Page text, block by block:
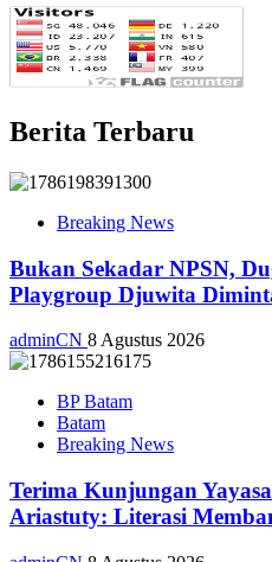
Berita Terbaru
Breaking News
Bukan Sekadar NPSN,
Playgroup Djuwita
adminCN 8 Agustus 2026
BP Batam
Batam
Breaking News
Terima Kunjungan
Ariastuty: Literasi